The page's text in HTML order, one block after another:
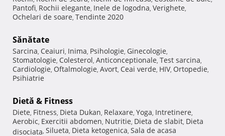
Pantofi, Rochii elegante, Inele de logodna, Verighete,
Ochelari de soare, Tendinte 2020
Sănătate
Sarcina, Ceaiuri, Inima, Psihologie, Ginecologie,
Stomatologie, Colesterol, Anticonceptionale, Test sarcina,
Cardiologie, Oftalmologie, Avort, Ceai verde, HIV, Ortopedie,
Psihiatrie
Dietă & Fitness
Diete, Fitness, Dieta Dukan, Relaxare, Yoga, Intretinere,
Aerobic, Exercitii abdomen, Nutritie, Dieta de slabit, Dieta
disociata, Silueta, Dieta ketogenica, Sala de acasa